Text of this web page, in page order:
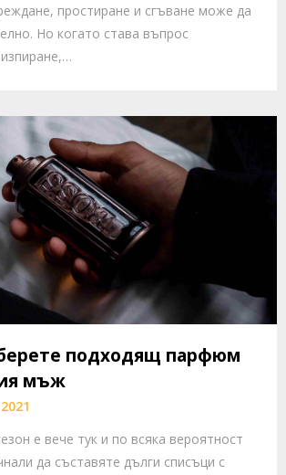
простиране и сгъване може да
Но когато става въпрос
подходящ парфюм
мъж
е вече тук и по всяка вероятност
да съставяте дълги списъци с